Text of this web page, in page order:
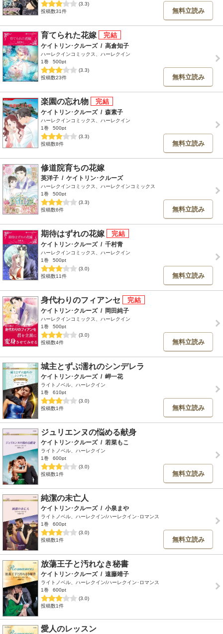
(3.3)
投稿数31件
無料立読み
育てられた花嫁
ケイトリン･クルーズ / 高倉知子
ハーレクインコミックス、ハーレクイン
1巻
500pt
(3.3)
投稿数23件
無料立読み
楽園の忘れ物
ケイトリン･クルーズ / 森素子
ハーレクインコミックス、ハーレクイン
1巻
500pt
(3.3)
投稿数8件
無料立読み
修道院育ちの花嫁
英洋子 / ケイトリン･クルーズ
ハーレクインコミックス、ハーレクインコミックス
1巻
500pt
(3.3)
投稿数6件
無料立読み
期待はずれの花嫁
ケイトリン･クルーズ / 千村青
ハーレクインコミックス、ハーレクイン
1巻
500pt
(3.0)
投稿数11件
無料立読み
身代わりのフィアンセ
ケイトリン･クルーズ / 岡田純子
ハーレクインコミックス、ハーレクイン
1巻
500pt
(3.0)
投稿数4件
無料立読み
城主とずぶ濡れのシンデレラ
ケイトリン･クルーズ / 岬一花
ライトノベル、ハーレクイン
1巻
610pt
(3.0)
投稿数1件
無料立読み
ジュリエンヌの悩める献身
ケイトリン･クルーズ / 若菜もこ
ライトノベル、ハーレクイン
1巻
600pt
(3.0)
投稿数1件
無料立読み
純潔の未亡人
ケイトリン･クルーズ / 小泉まや
ライトノベル、ハーレクイン/ハーレクイン･ロマンス
1巻
600pt
(3.0)
投稿数1件
無料立読み
放蕩王子と汚れなき秘書
ケイトリン･クルーズ / 遠藤靖子
ライトノベル、ハーレクイン/ハーレクイン･ロマンス
1巻
600pt
(3.0)
投稿数1件
愛人のレッスン